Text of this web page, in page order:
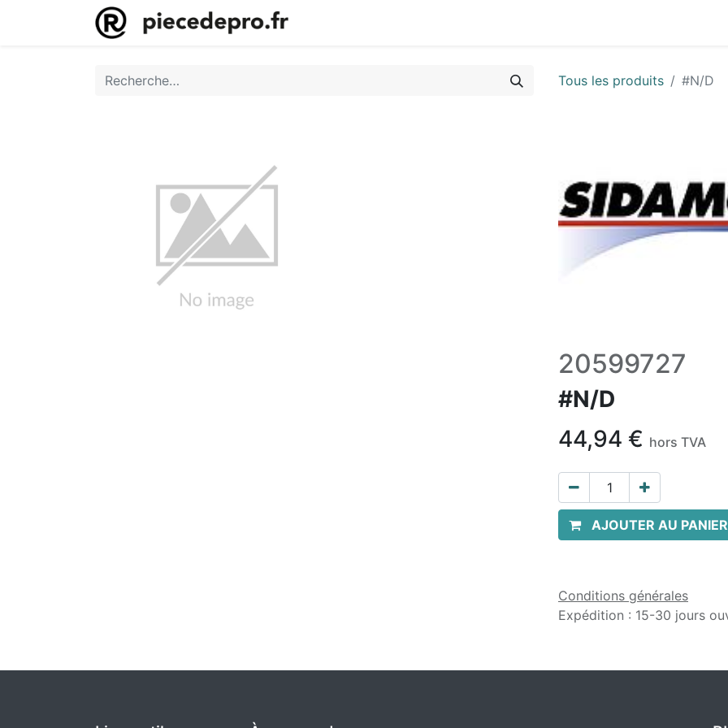
Tous les produits #N/D
20599727
#N/D
44,94 € hors TVA
AJOUTER AU PANIER
Conditions générales
Expédition : 15-30 jours